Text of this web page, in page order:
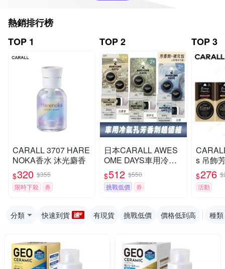
熱銷排行榜
TOP 1
CARALL 3707 HARE
NOKA香水 沐光麝香
$320 $355
限時下殺
券
TOP 2
日本CARALL AWES
OME DAYS車用冷氣
孔芳香劑超值組(芳香
劑2入+補充包)三款香
味可選
$512 $550
挑戰低價
券
TOP 3
s 吊飾
純白
香 純白
$276
活動
分類 快速到貨 有現貨 挑戰低價 價格低到高 種類